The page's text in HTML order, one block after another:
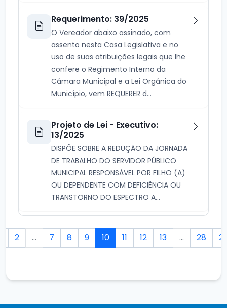
Requerimento: 39/2025
O Vereador abaixo assinado, com
assento nesta Casa Legislativa e no
uso de suas atribuições legais que lhe
confere o Regimento Interno da
Câmara Municipal e a Lei Orgânica do
Município, vem REQUERER d...
Projeto de Lei - Executivo:
13/2025
DISPÕE SOBRE A REDUÇÃO DA JORNADA
DE TRABALHO DO SERVIDOR PÚBLICO
MUNICIPAL RESPONSÁVEL POR FILHO (A)
OU DEPENDENTE COM DEFICIÊNCIA OU
TRANSTORNO DO ESPECTRO A...
2 ... 7 8 9 10 11 12 13 ... 28